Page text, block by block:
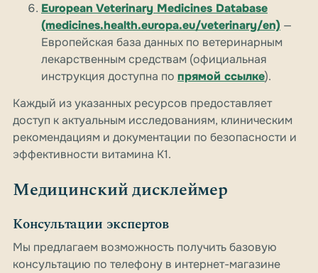
European Veterinary Medicines Database
(medicines.health.europa.eu/veterinary/en) —
Европейская база данных по ветеринарным
лекарственным средствам (официальная
инструкция доступна по прямой ссылке).
Каждый из указанных ресурсов предоставляет
доступ к актуальным исследованиям, клиническим
рекомендациям и документации по безопасности и
эффективности витамина K1.
Медицинский дисклеймер
Консультации экспертов
Мы предлагаем возможность получить базовую
консультацию по телефону в интернет-магазине